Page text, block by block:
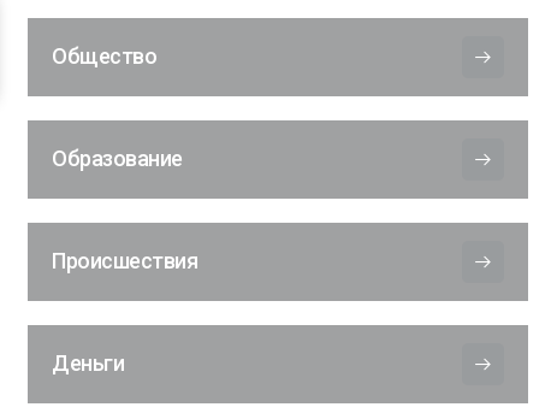
Общество
Образование
Происшествия
Деньги